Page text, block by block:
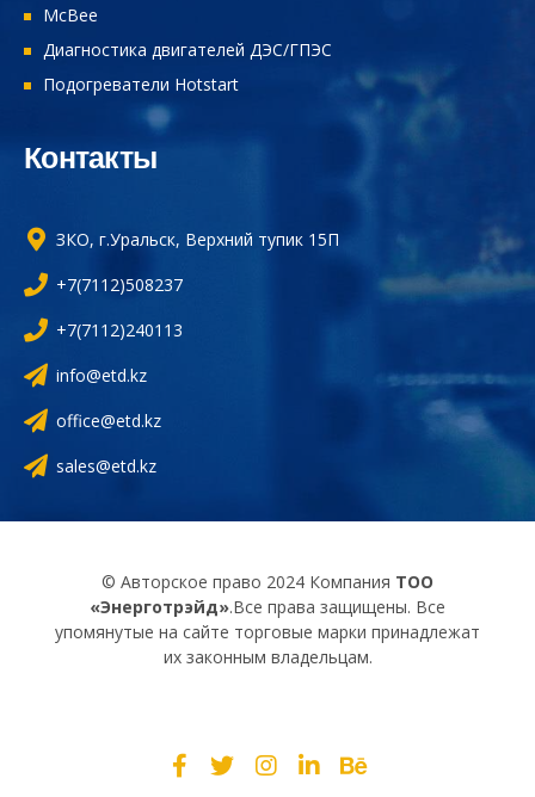
McBee
Диагностика двигателей ДЭС/ГПЭС
Подогреватели Hotstart
Контакты
ЗКО, г.Уральск, Верхний тупик 15П
+7(7112)508237
+7(7112)240113
info@etd.kz
office@etd.kz
sales@etd.kz
© Авторское право 2024 Компания ТОО
«Энерготрэйд».Все права защищены. Все
упомянутые на сайте торговые марки принадлежат
их законным владельцам.